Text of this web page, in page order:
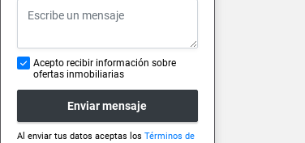
Acepto recibir información sobre
ofertas inmobiliarias
Enviar mensaje
Al enviar tus datos aceptas los Términos de